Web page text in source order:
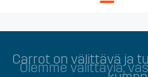
Olemme välittäviä,